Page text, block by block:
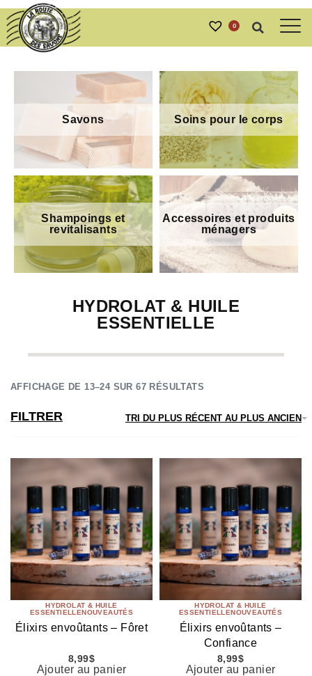
0
Soins pour le corps
Savons
Shampoings et
revitalisants
Accessoires et produits
ménagers
HYDROLAT & HUILE
ESSENTIELLE
AFFICHAGE DE 13–24 SUR 67 RÉSULTATS
TRI DU PLUS RÉCENT AU PLUS ANCIEN
FILTRER
HYDROLAT & HUILE
ESSENTIELLENOUVEAUTÉS
Élixirs envoûtants – Fôret
8,99$
Ajouter au panier
HYDROLAT & HUILE
ESSENTIELLENOUVEAUTÉS
Élixirs envoûtants –
Confiance
8,99$
Ajouter au panier